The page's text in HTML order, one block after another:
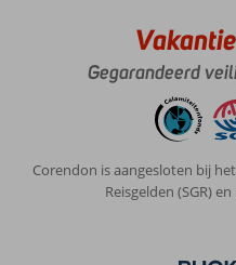
Gegarandeerd
Corendon is aangesloten bij
Reisgelden (SGR)